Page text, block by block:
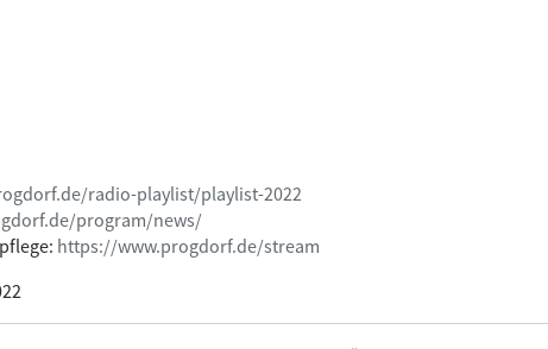
radio-playlist/playlist-2022
program/news/
https://www.progdorf.de/stream